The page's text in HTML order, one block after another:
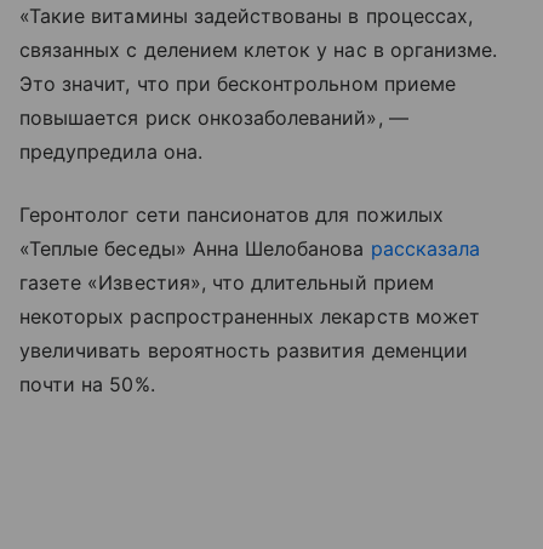
«Такие витамины задействованы в процессах,
связанных с делением клеток у нас в организме.
Это значит, что при бесконтрольном приеме
повышается риск онкозаболеваний», —
предупредила она.
Геронтолог сети пансионатов для пожилых
«Теплые беседы» Анна Шелобанова рассказала
газете «Известия», что длительный прием
некоторых распространенных лекарств может
увеличивать вероятность развития деменции
почти на 50%.